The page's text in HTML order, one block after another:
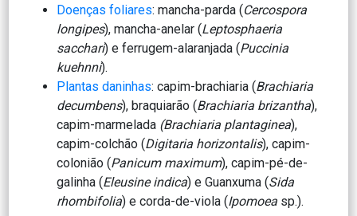
Doenças foliares: mancha-parda (Cercospora
longipes), mancha-anelar (Leptosphaeria
sacchari) e ferrugem-alaranjada (Puccinia
kuehnni).
Plantas daninhas: capim-brachiaria (Brachiaria
decumbens), braquiarão (Brachiaria brizantha),
capim-marmelada (Brachiaria plantaginea),
capim-colchão (Digitaria horizontalis), capim-
colonião (Panicum maximum), capim-pé-de-
galinha (Eleusine indica) e Guanxuma (Sida
rhombifolia) e corda-de-viola (Ipomoea sp.).